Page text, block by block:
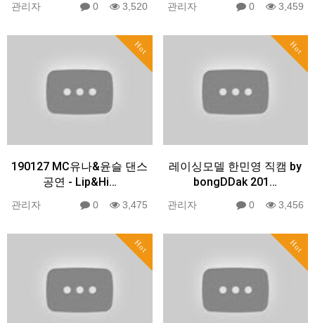
관리자 0 3,520 관리자 0 3,459
Hot
190127 MC유나&윤슬 댄스
공연 - Lip&Hi…
관리자 0 3,475
Hot
레이싱모델 한민영 직캠 by
bongDDak 201…
관리자 0 3,456
Hot Hot